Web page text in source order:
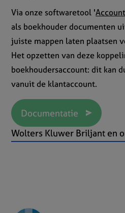
Via onze softwaretool '
als boekhouder documenten
juiste mappen laten plaatsen
Het opzetten van deze
boekhoudersaccount: dit kan
vanuit de klantaccount.
Documentatie
Wolters Kluwer Briljant en